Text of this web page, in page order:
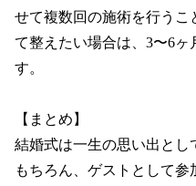
せて複数回の施術を行うこ
て整えたい場合は、3〜6ヶ
す。
【まとめ】
結婚式は一生の思い出とし
もちろん、ゲストとして参